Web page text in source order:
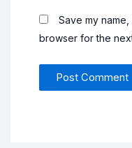
Save my
browser for the